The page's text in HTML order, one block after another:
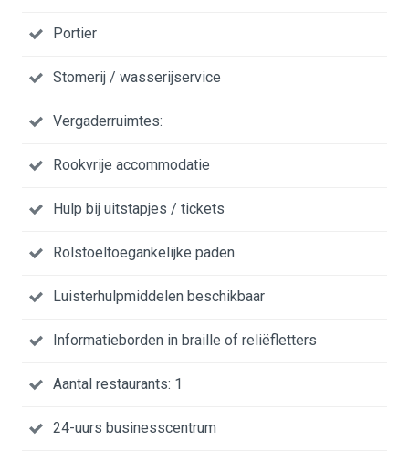
Portier
Stomerij / wasserijservice
Vergaderruimtes:
Rookvrije accommodatie
Hulp bij uitstapjes / tickets
Rolstoeltoegankelijke paden
Luisterhulpmiddelen beschikbaar
Informatieborden in braille of reliëfletters
Aantal restaurants: 1
24-uurs businesscentrum